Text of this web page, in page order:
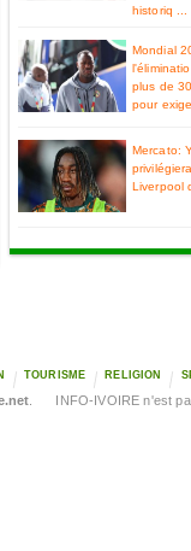
historiq ...
Mondial
plus de
pour
Mercato:
Liverpool
TOURISME RELIGION
. INFO-IVOIRE n'est